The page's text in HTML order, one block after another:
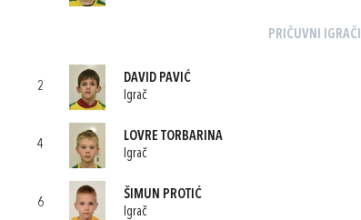
PRIČUVNI IGRAČI
2
DAVID PAVIĆ
Igrač
4
LOVRE TORBARINA
Igrač
6
ŠIMUN PROTIĆ
Igrač